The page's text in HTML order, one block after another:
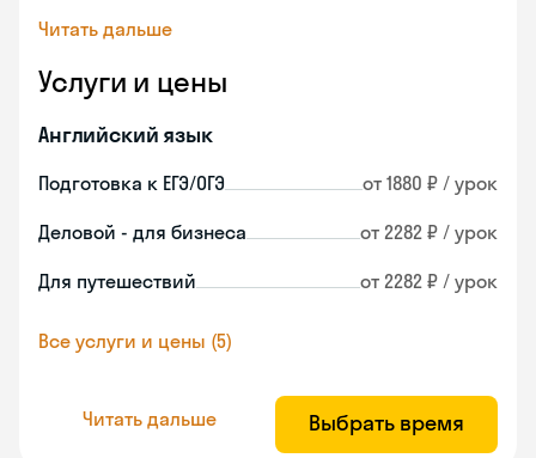
Читать дальше
Услуги и цены
Английский язык
Подготовка к ЕГЭ/ОГЭ от 1880 ₽ / урок
Деловой - для бизнеса от 2282 ₽ / урок
Для путешествий от 2282 ₽ / урок
Все услуги и цены (5)
Читать дальше Выбрать время